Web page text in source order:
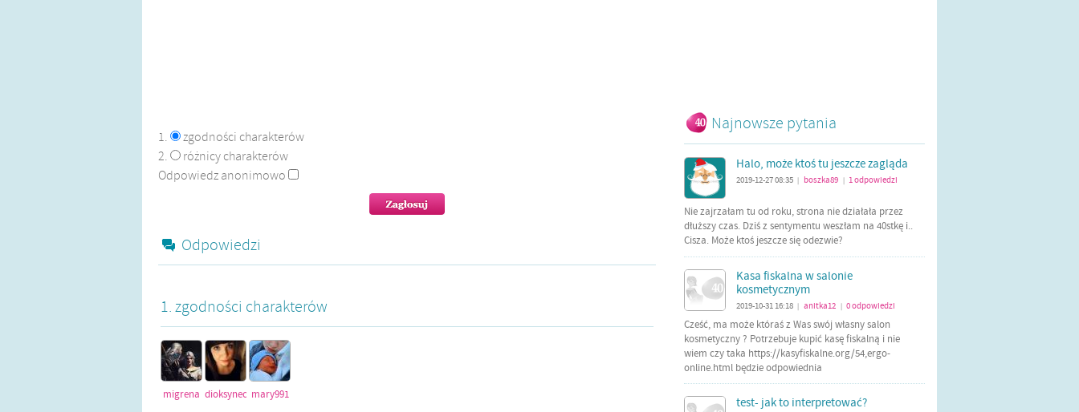
1.
zgodności charakterów
2.
różnicy charakterów
Odpowiedz anonimowo
Odpowiedzi
1. zgodności charakterów
migrena dioksyneczkamary991
Najnowsze pytania
Halo, może ktoś tu jeszcze zagląda
2019-12-27 08:35 boszka89 1odpowiedzi
Nie zajrzałam tu od roku, strona nie działała przez
dłuższy czas. Dziś z sentymentu weszłam na 40stkę i..
Cisza. Może ktoś jeszcze się odezwie?
Kasa fiskalna w salonie
kosmetycznym
2019-10-31 16:18 anitka12 0odpowiedzi
Cześć, ma może któraś z Was swój własny salon
kosmetyczny ? Potrzebuje kupić kasę fiskalną i nie
wiem czy taka https://kasyfiskalne.org/54,ergo-
online.html będzie odpowiednia
test- jak to interpretować?